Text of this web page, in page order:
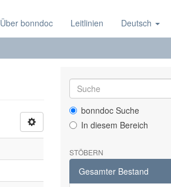
Über bonndoc Leitlinien Deutsch
bonndoc Suche
In diesem Bereich
STÖBERN
Gesamter Bestand